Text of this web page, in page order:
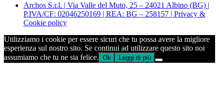
Archos S.r.l. | Via Valle del Muto, 25 – 24021 Albino (BG) |
P.IVA/CF: 02046250169 | REA: BG – 258157 | Privacy &
Cookie policy
Utilizziamo i cookie per essere sicuri che tu possa avere la migliore
esperienza sul nostro sito. Se continui ad utilizzare questo sito noi
assumiamo che tu ne sia felice. Ok Leggi di più